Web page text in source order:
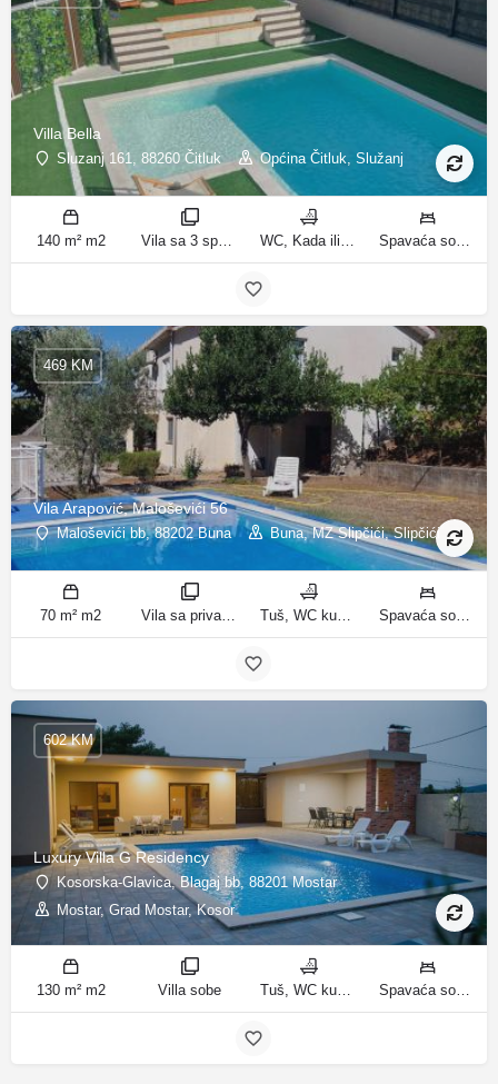
Villa Bella
Sluzanj 161, 88260 Čitluk Općina Čitluk, Služanj
140 m² m2
Vila Arapović, Maloševići 56
Maloševići bb, 88202 Buna Buna, MZ Slipčići, Slipčići
469 KM
70 m² m2
Luxury Villa G Residency
Kosorska-Glavica, Blagaj bb, 88201 Mostar
Mostar, Grad Mostar, Kosor
602 KM
130 m² m2 Villa sobe